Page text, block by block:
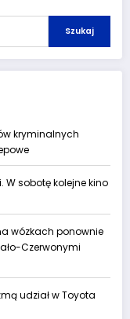
Szukaj
kryminalnych
W sobotę kolejne kino
wózkach ponownie
Czerwonymi
udział w Toyota